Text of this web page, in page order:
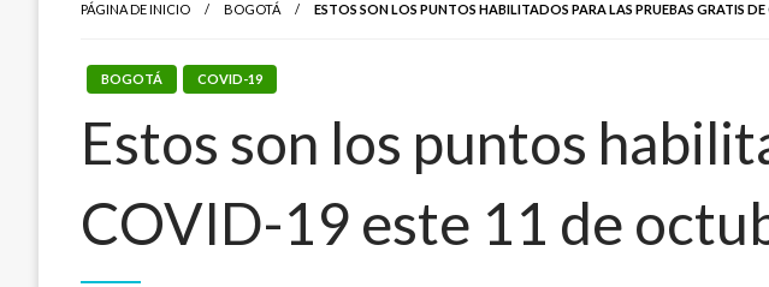
PÁGINA DE INICIO BOGOTÁ ESTOS SON LOS PUNTOS HABILITADOS PARA LAS PRUEBAS GRATIS
BOGOTÁ COVID-19
Estos son los puntos
COVID-19 este 11 de